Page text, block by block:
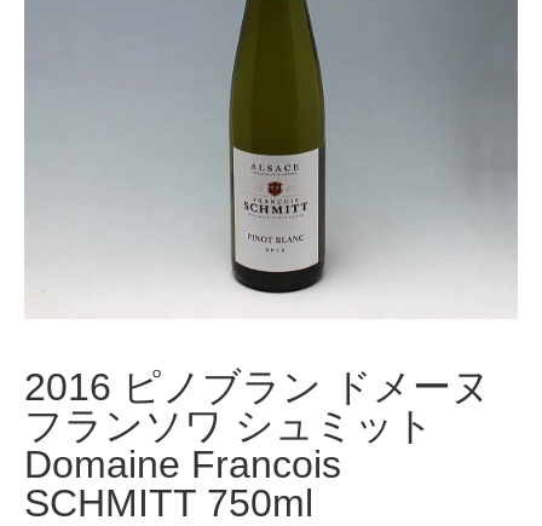
2016 ピノブラン ドメーヌ
フランソワ シュミット
Domaine Francois
SCHMITT 750ml